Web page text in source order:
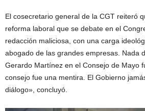
El cosecretario general de la CGT reiteró
reforma laboral que se debate en el
redacción maliciosa, con una carga
abogado de las grandes empresas. Nada
Gerardo Martínez en el Consejo de Mayo
consejo fue una mentira. El Gobierno
diálogo», concluyó.